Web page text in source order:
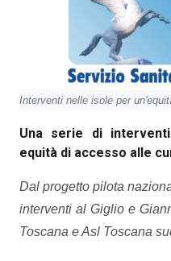
Interventi nelle isole per
Una serie di
equità di accesso alle
Dal progetto pilota
interventi al Giglio e
Toscana e Asl Toscana